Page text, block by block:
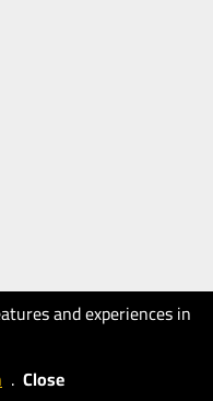
and experiences in
. Close